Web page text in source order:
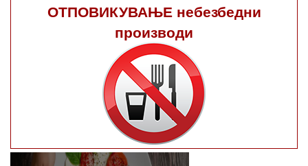
ОТПОВИКУВАЊЕ небезбедни
производи